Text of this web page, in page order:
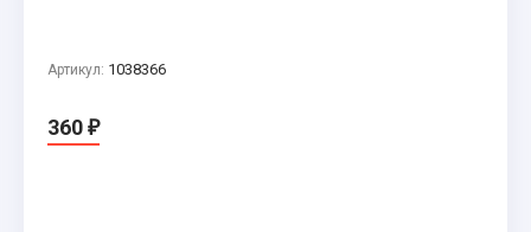
Артикул: 1038366
360 ₽